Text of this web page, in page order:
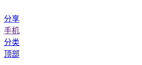
分享
手机
分类
顶部